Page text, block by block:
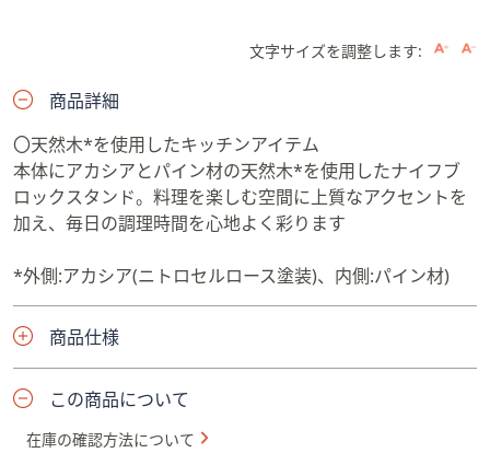
文字サイズを調整します:
商品詳細
〇天然木*を使用したキッチンアイテム
本体にアカシアとパイン材の天然木*を使用したナイフブ
ロックスタンド。料理を楽しむ空間に上質なアクセントを
加え、毎日の調理時間を心地よく彩ります
*外側:アカシア(ニトロセルロース塗装)、内側:パイン材)
商品仕様
この商品について
在庫の確認方法について